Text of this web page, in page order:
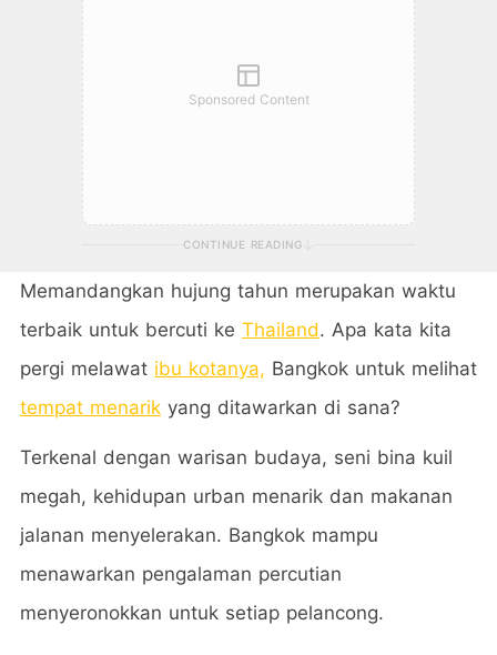
Sponsored Content
CONTINUE READING
Memandangkan hujung tahun merupakan waktu
terbaik untuk bercuti ke Thailand. Apa kata kita
pergi melawat ibu kotanya, Bangkok untuk melihat
tempat menarik yang ditawarkan di sana?
Terkenal dengan warisan budaya, seni bina kuil
megah, kehidupan urban menarik dan makanan
jalanan menyelerakan. Bangkok mampu
menawarkan pengalaman percutian
menyeronokkan untuk setiap pelancong.